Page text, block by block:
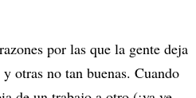
por las que la gente deja
otras no tan buenas. Cuando